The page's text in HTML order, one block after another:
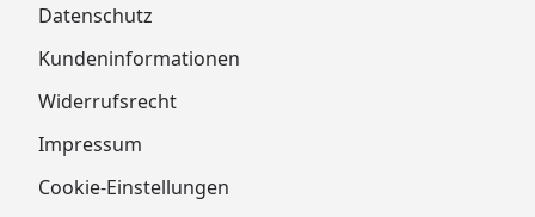
Datenschutz
Kundeninformationen
Widerrufsrecht
Impressum
Cookie-Einstellungen